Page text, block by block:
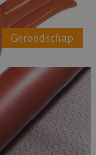
Gereedschap